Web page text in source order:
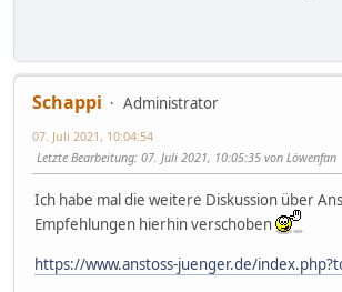
Schappi
Administrator
07. Juli 2021, 10:04:54
Letzte Bearbeitung: 07. Juli 2021, 10:05:35 von Löwenfan
Ich habe mal die weitere Diskussion über
Empfehlungen hierhin verschoben
https://www.anstoss-juenger.de/